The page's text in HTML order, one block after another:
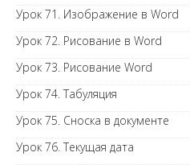
Урок 71. Изображение в Word
Урок 72. Рисование в Word
Урок 73. Рисование Word
Урок 74. Табуляция
Урок 75. Сноска в документе
Урок 76. Текущая дата